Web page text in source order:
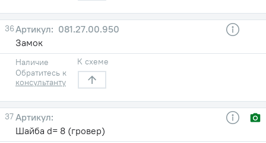
36
081.27.00.950
Замок
Наличие
Обратитесь к
консультанту
К схеме
37
Шайба d= 8 (гровер)